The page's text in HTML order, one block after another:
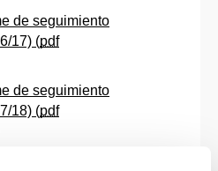
de seguimiento
17) (pdf
una nueva ventana)
de seguimiento
18) (pdf
una nueva ventana)